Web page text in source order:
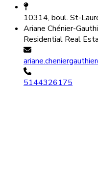
10314, boul. St-
Ariane Chénier-
Residential Real
5144326175